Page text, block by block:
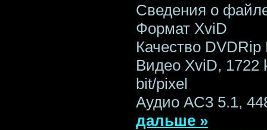
Сведения о
Формат XviD
Качество DVDRip
Видео XviD, 1722
bit/pixel
Аудио AC3 5.1,
дальше »